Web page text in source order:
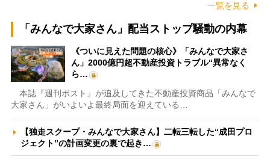
一覧を見る
「みんなで大家さん」配当ストップ騒動の内幕
《ついに見えた問題の核心》「みんなで大家さ
ん」2000億円超不動産投資トラブル“異常なく
ら…
本誌『週刊ポスト』が追及してきた不動産投資商品「みんなで
大家さん」がいよいよ最終局面を迎えている…
【独走スクープ・みんなで大家さん】二転三転した“成田プロ
ジェクト”の計画変更の裏で起き…